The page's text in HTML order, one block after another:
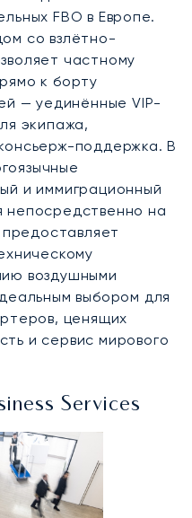
FBO в Европе.
со взлётно-
частному
к борту
— уединённые VIP-
экипажа,
поддержка. В
и иммиграционный
непосредственно на
воздушными
выбором для
ценящих
и сервис мирового
Services